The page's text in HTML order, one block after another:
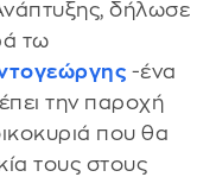
δήλωσε
τω
-ένα
την παροχή
που θα
τους στους